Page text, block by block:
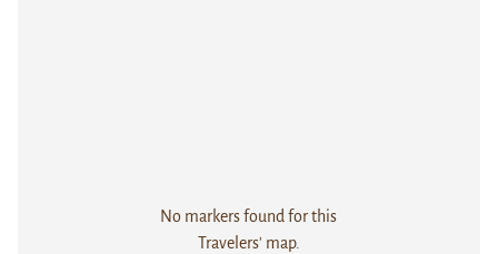
No markers found for this
Travelers' map.